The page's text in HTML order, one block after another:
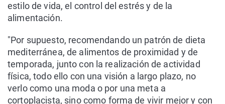
estilo de vida, el control del estrés y de la
alimentación.
"Por supuesto, recomendando un patrón de dieta
mediterránea, de alimentos de proximidad y de
temporada, junto con la realización de actividad
física, todo ello con una visión a largo plazo, no
verlo como una moda o por una meta a
cortoplacista, sino como forma de vivir mejor y con